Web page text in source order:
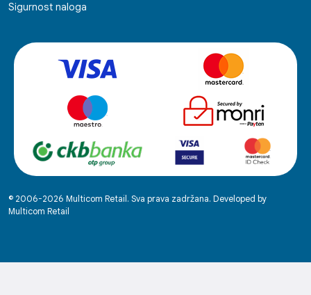
Sigurnost naloga
© 2006-2026 Multicom Retail. Sva prava zadržana. Developed by
Multicom Retail